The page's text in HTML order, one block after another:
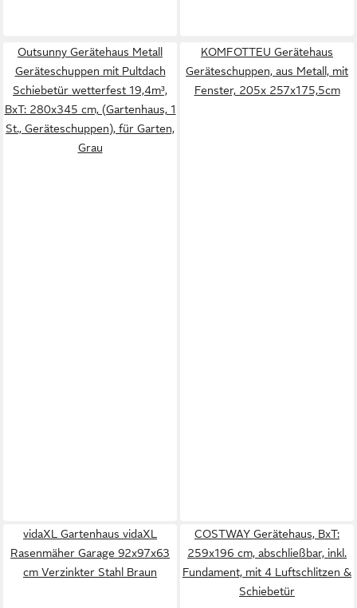
Outsunny Gerätehaus Metall
Geräteschuppen mit Pultdach
Schiebetür wetterfest 19,4m³,
BxT: 280x345 cm, (Gartenhaus, 1
St., Geräteschuppen), für Garten,
Grau
KOMFOTTEU Gerätehaus
Geräteschuppen, aus Metall, mit
Fenster, 205x 257x175,5cm
vidaXL Gartenhaus vidaXL
Rasenmäher Garage 92x97x63
cm Verzinkter Stahl Braun
COSTWAY Gerätehaus, BxT:
259x196 cm, abschließbar, inkl.
Fundament, mit 4 Luftschlitzen &
Schiebetür